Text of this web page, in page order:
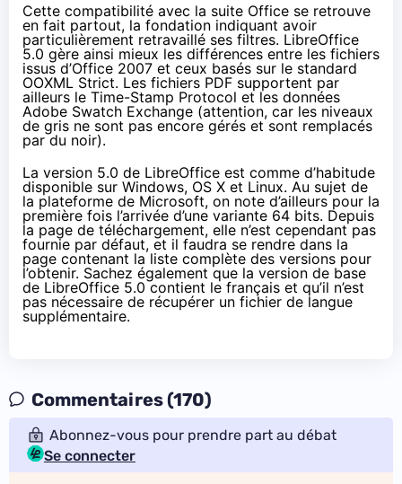
Cette compatibilité avec la suite Office se retrouve
en fait partout, la fondation indiquant avoir
particulièrement retravaillé ses filtres. LibreOffice
5.0 gère ainsi mieux les différences entre les fichiers
issus d’Office 2007 et ceux basés sur le standard
OOXML Strict. Les fichiers PDF supportent par
ailleurs le Time-Stamp Protocol et les données
Adobe Swatch Exchange (attention, car les niveaux
de gris ne sont pas encore gérés et sont remplacés
par du noir).
La version 5.0 de LibreOffice est comme d’habitude
disponible sur Windows, OS X et Linux. Au sujet de
la plateforme de Microsoft, on note d’ailleurs pour la
première fois l’arrivée d’une variante 64 bits. Depuis
la page de téléchargement, elle n’est cependant pas
fournie par défaut, et il faudra se rendre dans la
page contenant la liste complète des versions pour
l’obtenir. Sachez également que la version de base
de LibreOffice 5.0 contient le français et qu’il n’est
pas nécessaire de récupérer un fichier de langue
supplémentaire.
Commentaires (170)
Abonnez-vous pour prendre part au débat
Se connecter